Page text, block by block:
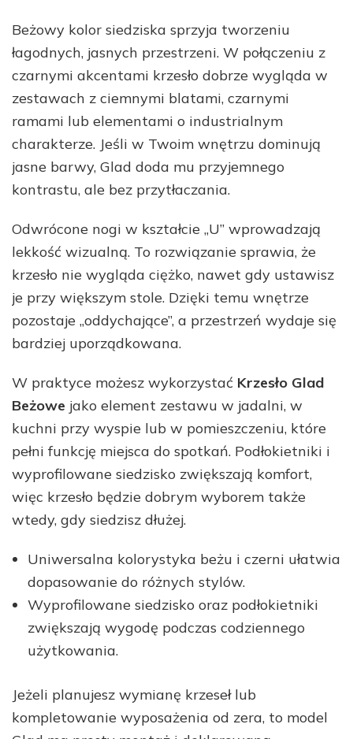
Beżowy kolor siedziska sprzyja tworzeniu
łagodnych, jasnych przestrzeni. W połączeniu z
czarnymi akcentami krzesło dobrze wygląda w
zestawach z ciemnymi blatami, czarnymi
ramami lub elementami o industrialnym
charakterze. Jeśli w Twoim wnętrzu dominują
jasne barwy, Glad doda mu przyjemnego
kontrastu, ale bez przytłaczania.
Odwrócone nogi w kształcie „U” wprowadzają
lekkość wizualną. To rozwiązanie sprawia, że
krzesło nie wygląda ciężko, nawet gdy ustawisz
je przy większym stole. Dzięki temu wnętrze
pozostaje „oddychające”, a przestrzeń wydaje się
bardziej uporządkowana.
W praktyce możesz wykorzystać Krzesło Glad
Beżowe jako element zestawu w jadalni, w
kuchni przy wyspie lub w pomieszczeniu, które
pełni funkcję miejsca do spotkań. Podłokietniki i
wyprofilowane siedzisko zwiększają komfort,
więc krzesło będzie dobrym wyborem także
wtedy, gdy siedzisz dłużej.
Uniwersalna kolorystyka beżu i czerni ułatwia
dopasowanie do różnych stylów.
Wyprofilowane siedzisko oraz podłokietniki
zwiększają wygodę podczas codziennego
użytkowania.
Jeżeli planujesz wymianę krzeseł lub
kompletowanie wyposażenia od zera, to model